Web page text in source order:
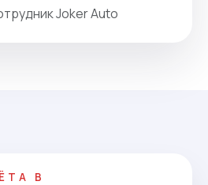
Joker Auto
В